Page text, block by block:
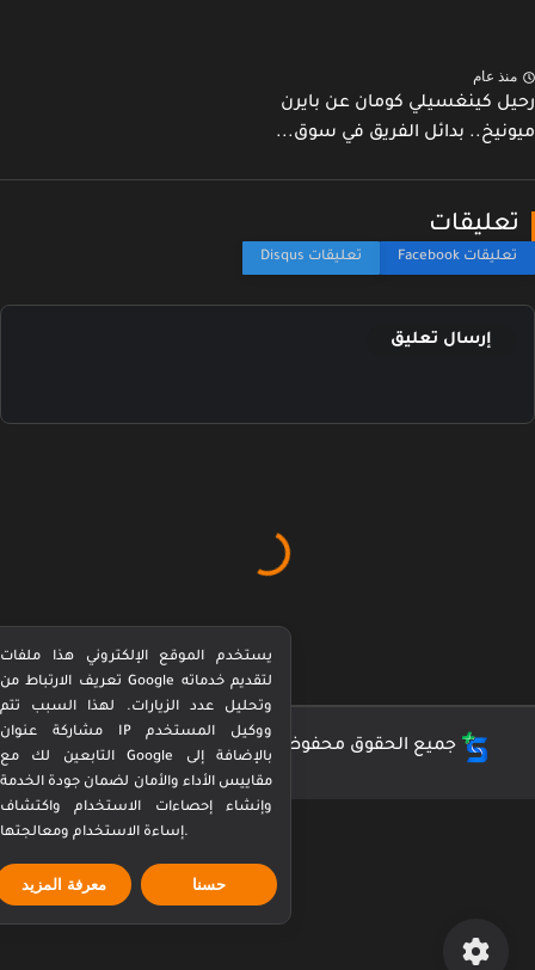
عام
كينغسيلي كومان عن بايرن
بدائل الفريق في سوق...
إرسال تعليق
جميع الحقوق محفوظة © كورة بيرفكت Perfect Kora
يستخدم الموقع الإلكتروني هذا ملفات
تعريف الارتباط من Google لتقديم خدماته
وتحليل عدد الزيارات. لهذا السبب تتم
مشاركة عنوان IP ووكيل المستخدم
التابعين لك مع Google بالإضافة إلى
مقاييس الأداء والأمان لضمان جودة الخدمة
وإنشاء إحصاءات الاستخدام واكتشاف
معرفة المزيد حسنا